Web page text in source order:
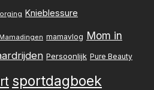
Knieblessure
Mamadingen mamavlog Mom in
Persoonlijk Pure Beauty
sportdagboek